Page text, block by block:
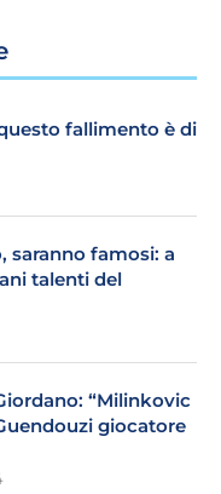
fallimento è di
saranno famosi: a
talenti del
“Milinkovic
giocatore